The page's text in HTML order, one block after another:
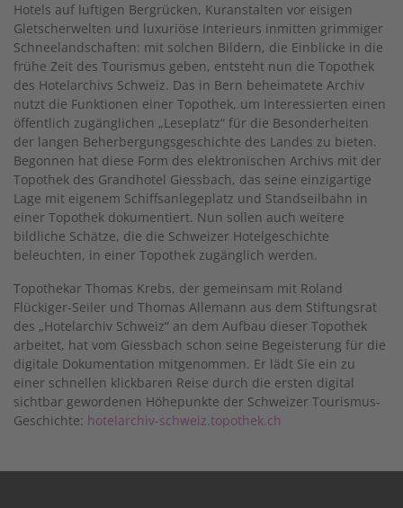
Hotels auf luftigen Bergrücken, Kuranstalten vor eisigen
Gletscherwelten und luxuriöse Interieurs inmitten grimmiger
Schneelandschaften: mit solchen Bildern, die Einblicke in die
frühe Zeit des Tourismus geben, entsteht nun die Topothek
des Hotelarchivs Schweiz. Das in Bern beheimatete Archiv
nutzt die Funktionen einer Topothek, um Interessierten einen
öffentlich zugänglichen „Leseplatz“ für die Besonderheiten
der langen Beherbergungsgeschichte des Landes zu bieten.
Begonnen hat diese Form des elektronischen Archivs mit der
Topothek des Grandhotel Giessbach, das seine einzigartige
Lage mit eigenem Schiffsanlegeplatz und Standseilbahn in
einer Topothek dokumentiert. Nun sollen auch weitere
bildliche Schätze, die die Schweizer Hotelgeschichte
beleuchten, in einer Topothek zugänglich werden.
Topothekar Thomas Krebs, der gemeinsam mit Roland
Flückiger-Seiler und Thomas Allemann aus dem Stiftungsrat
des „Hotelarchiv Schweiz“ an dem Aufbau dieser Topothek
arbeitet, hat vom Giessbach schon seine Begeisterung für die
digitale Dokumentation mitgenommen. Er lädt Sie ein zu
einer schnellen klickbaren Reise durch die ersten digital
sichtbar gewordenen Höhepunkte der Schweizer Tourismus-
Geschichte: hotelarchiv-schweiz.topothek.ch